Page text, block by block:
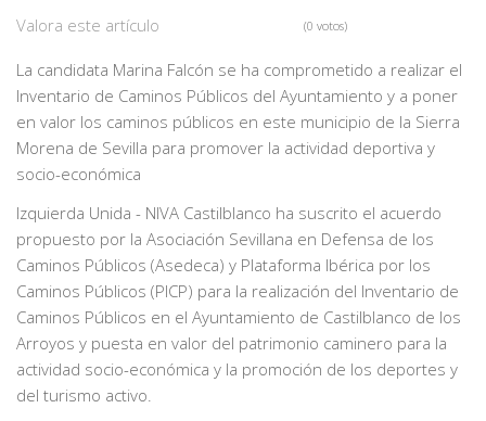
Valora este artículo (0 votos)
La candidata Marina Falcón se ha comprometido a realizar el
Inventario de Caminos Públicos del Ayuntamiento y a poner
en valor los caminos públicos en este municipio de la Sierra
Morena de Sevilla para promover la actividad deportiva y
socio-económica
Izquierda Unida - NIVA Castilblanco ha suscrito el acuerdo
propuesto por la Asociación Sevillana en Defensa de los
Caminos Públicos (Asedeca) y Plataforma Ibérica por los
Caminos Públicos (PICP) para la realización del Inventario de
Caminos Públicos en el Ayuntamiento de Castilblanco de los
Arroyos y puesta en valor del patrimonio caminero para la
actividad socio-económica y la promoción de los deportes y
del turismo activo.